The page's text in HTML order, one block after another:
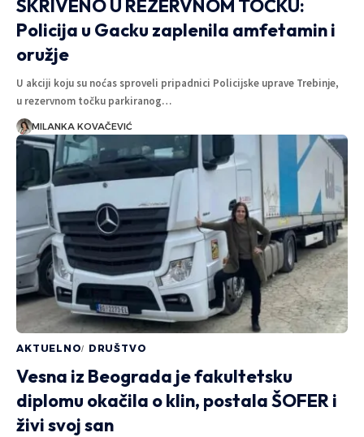
SKRIVENO U REZERVNOM TOČKU:
Policija u Gacku zaplenila amfetamin i
oružje
U akciji koju su noćas sproveli pripadnici Policijske uprave Trebinje,
u rezervnom točku parkiranog…
MILANKA KOVAČEVIĆ
AKTUELNO DRUŠTVO
Vesna iz Beograda je fakultetsku
diplomu okačila o klin, postala ŠOFER i
živi svoj san